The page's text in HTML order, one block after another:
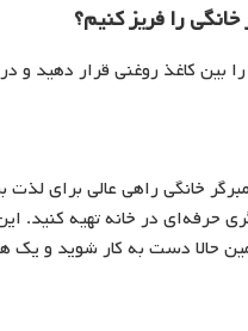
را فریز کنیم؟
روغنی قرار دهید و در کیسه فریزر بگذارید.
خانگی راهی عالی برای لذت
حرفه‌ای در خانه تهیه کنید.
حالا دست به کار شوید و یک